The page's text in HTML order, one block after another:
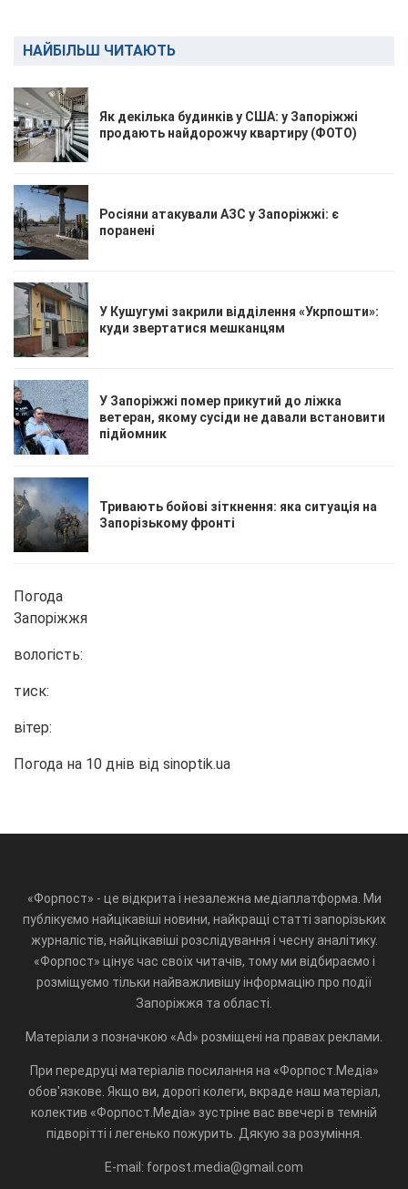
НАЙБІЛЬШ ЧИТАЮТЬ
Як декілька будинків у США: у Запоріжжі
продають найдорожчу квартиру (ФОТО)
Росіяни атакували АЗС у Запоріжжі: є
поранені
У Кушугумі закрили відділення «Укрпошти»:
куди звертатися мешканцям
У Запоріжжі помер прикутий до ліжка
ветеран, якому сусіди не давали встановити
підйомник
Тривають бойові зіткнення: яка ситуація на
Запорізькому фронті
Погода
Запоріжжя
вологість:
тиск:
вітер:
Погода на 10 днів від sinoptik.ua
«Форпост» - це відкрита і незалежна медіаплатформа. Ми
публікуємо найцікавіші новини, найкращі статті запорізьких
журналістів, найцікавіші розслідування і чесну аналітику.
«Форпост» цінує час своїх читачів, тому ми відбираємо і
розміщуємо тільки найважливішу інформацію про події
Запоріжжя та області.
Матеріали з позначкою «Ad» розміщені на правах реклами.
При передруці матеріалів посилання на «Форпост.Медіа»
обов'язкове. Якщо ви, дорогі колеги, вкраде наш матеріал,
колектив «Форпост.Медіа» зустріне вас ввечері в темній
підворітті і легенько пожурить. Дякую за розуміння.
E-mail: forpost.media@gmail.com